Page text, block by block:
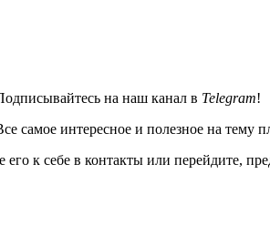
на наш канал в Telegram!
самое интересное и полезное на тему
его к себе в контакты или перейдите,